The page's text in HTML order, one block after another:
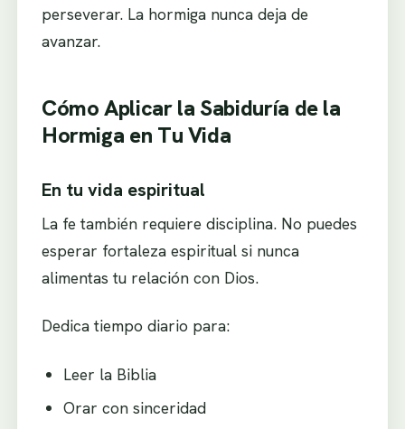
perseverar. La hormiga nunca deja de
avanzar.
Cómo Aplicar la Sabiduría de la
Hormiga en Tu Vida
En tu vida espiritual
La fe también requiere disciplina. No puedes
esperar fortaleza espiritual si nunca
alimentas tu relación con Dios.
Dedica tiempo diario para:
Leer la Biblia
Orar con sinceridad